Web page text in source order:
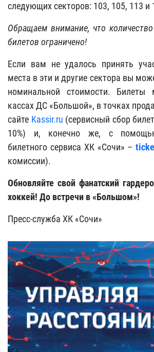
следующих секторов: 103, 105, 113 и
Обращаем внимание, что
билетов ограничено!
Если вам не удалось принять
места в эти и другие сектора вы
номинальной стоимости.
кассах ДС «Большой», в точках
сайте Kassir.ru (сервисный сбор
10%) и, конечно же, с
билетного сервиса ХК «Сочи» –
комиссии).
Обновляйте свой фанатский
хоккей! До встречи в «Большом»!
Пресс-служба ХК «Сочи»